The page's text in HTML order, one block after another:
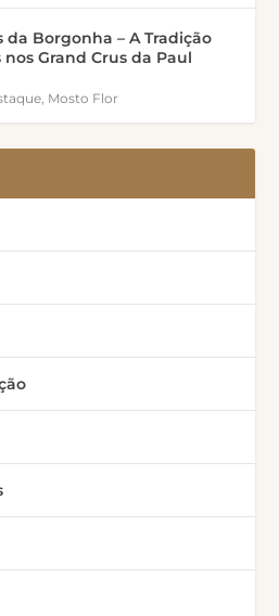
da Borgonha – A Tradição
nos Grand Crus da Paul
Mosto Flor